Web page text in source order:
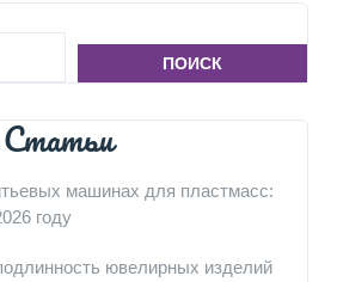
ПОИСК
машинах для пластмасс:
году
ювелирных изделий